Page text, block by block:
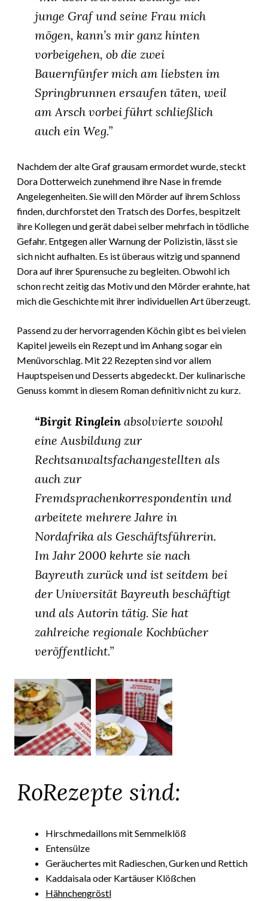
junge Graf und seine Frau mich
mögen, kann’s mir ganz hinten
vorbeigehen, ob die zwei
Bauernfünfer mich am liebsten im
Springbrunnen ersaufen täten, weil
am Arsch vorbei führt schließlich
auch ein Weg.”
Nachdem der alte Graf grausam ermordet wurde, steckt
Dora Dotterweich zunehmend ihre Nase in fremde
Angelegenheiten. Sie will den Mörder auf ihrem Schloss
finden, durchforstet den Tratsch des Dorfes, bespitzelt
ihre Kollegen und gerät dabei selber mehrfach in tödliche
Gefahr. Entgegen aller Warnung der Polizistin, lässt sie
sich nicht aufhalten. Es ist überaus witzig und spannend
Dora auf ihrer Spurensuche zu begleiten. Obwohl ich
schon recht zeitig das Motiv und den Mörder erahnte, hat
mich die Geschichte mit ihrer individuellen Art überzeugt.
Passend zu der hervorragenden Köchin gibt es bei vielen
Kapitel jeweils ein Rezept und im Anhang sogar ein
Menüvorschlag. Mit 22 Rezepten sind vor allem
Hauptspeisen und Desserts abgedeckt. Der kulinarische
Genuss kommt in diesem Roman definitiv nicht zu kurz.
“Birgit Ringlein absolvierte sowohl
eine Ausbildung zur
Rechtsanwaltsfachangestellten als
auch zur
Fremdsprachenkorrespondentin und
arbeitete mehrere Jahre in
Nordafrika als Geschäftsführerin.
Im Jahr 2000 kehrte sie nach
Bayreuth zurück und ist seitdem bei
der Universität Bayreuth beschäftigt
und als Autorin tätig. Sie hat
zahlreiche regionale Kochbücher
veröffentlicht.”
RoRezepte sind:
Hirschmedaillons mit Semmelklöß
Entensülze
Geräuchertes mit Radieschen, Gurken und Rettich
Kaddaisala oder Kartäuser Klößchen
Hähnchengröstl